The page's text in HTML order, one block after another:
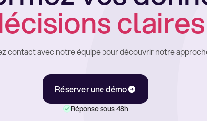
claires
contact avec notre équipe pour découvrir notre
Réserver une démo
Réponse sous 48h